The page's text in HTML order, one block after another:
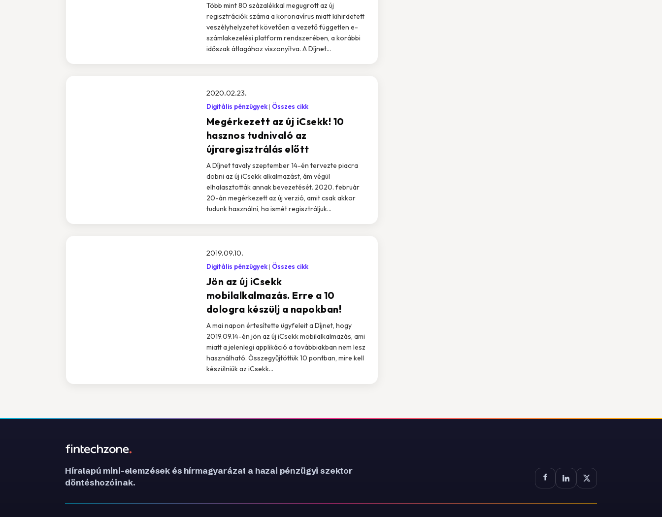
Több mint 80 százalékkal megugrott az új
regisztrációk száma a koronavírus miatt kihirdetett
veszélyhelyzetet követően a vezető független e-
számlakezelési platform rendszerében, a korábbi
időszak átlagához viszonyítva. A Díjnet...
Megérkezett az új iCsekk! 10
hasznos tudnivaló az
újraregisztrálás előtt
2020.02.23.
Digitális pénzügyek Összes cikk
A Díjnet tavaly szeptember 14-én tervezte piacra
dobni az új iCsekk alkalmazást, ám végül
elhalasztották annak bevezetését. 2020. február
20-án megérkezett az új verzió, amit csak akkor
tudunk használni, ha ismét regisztráljuk...
Jön az új iCsekk
mobilalkalmazás. Erre a 10
dologra készülj a napokban!
2019.09.10.
Digitális pénzügyek Összes cikk
A mai napon értesítette ügyfeleit a Díjnet, hogy
2019.09.14-én jön az új iCsekk mobilalkalmazás, ami
miatt a jelenlegi applikáció a továbbiakban nem lesz
használható. Összegyűjtöttük 10 pontban, mire kell
készülniük az iCsekk...
Híralapú mini-elemzések és hírmagyarázat a hazai pénzügyi szektor
döntéshozóinak.